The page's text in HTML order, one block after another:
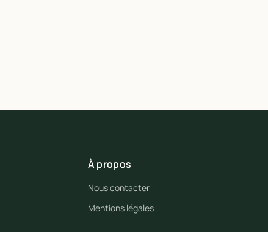
À propos
Nous contacter
Mentions légales